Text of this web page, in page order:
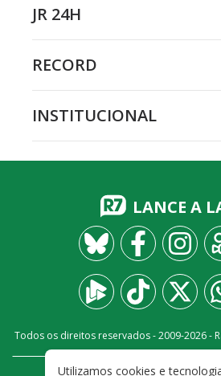
JR 24H
RECORD
INSTITUCIONAL
LANCE A
Todos os direitos reservados - 2009-2026-
Utilizamos cookies e